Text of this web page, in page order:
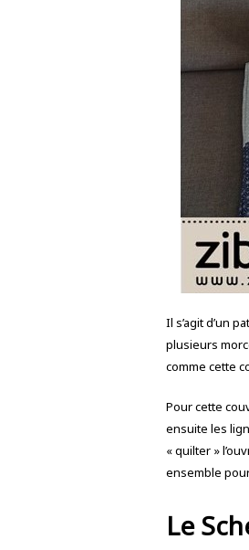
Il s’agit d’un
plusieurs
comme cette
Pour cette
ensuite les
« quilter »
ensemble
Le